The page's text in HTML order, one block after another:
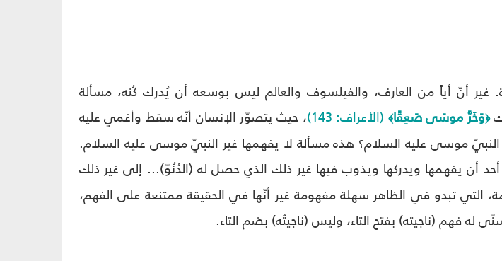
غير أنّ أياً من العارف، والفيلسوف والعالم ليس بوسعه أن يُدرك كُنه، مسألة
﴿وَخَرَّ موسَى صَعِقًا﴾ (الأعراف: 143)
، حيث يتصوّر الإنسان أنّه سقط وأغمي عليه
موسى عليه السلام؟ هذه مسألة لا يفهمها غير النبيّ موسى عليه السلام.
أن يفهمها ويدركها ويذوب فيها غير ذلك الذي حصل له (الدُنُوّ)... إلى غير ذلك
التي تبدو في الظاهر سهلة مفهومة غير أنّها في الحقيقة ممتنعة على الفهم،
له فهم (ناجيتَه) بفتح التاء، وليس (ناجيتُه) بضم التاء.